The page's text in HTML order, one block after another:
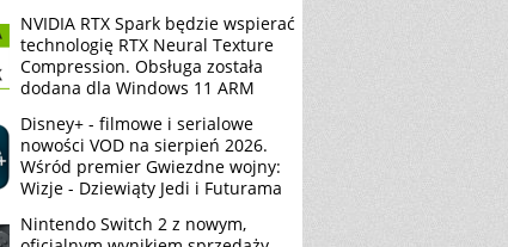
NVIDIA RTX Spark będzie wspierać
technologię RTX Neural Texture
Compression. Obsługa została
dodana dla Windows 11 ARM
Disney+ - filmowe i serialowe
nowości VOD na sierpień 2026.
Wśród premier Gwiezdne wojny:
Wizje - Dziewiąty Jedi i Futurama
Nintendo Switch 2 z nowym,